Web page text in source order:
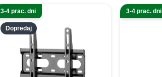
Dopredaj
3-4 prac. dni 3-4 prac. dni